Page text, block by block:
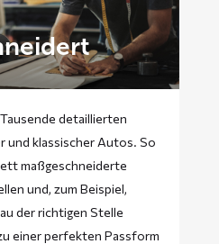
detaillierten
und klassischer Autos. So
maßgeschneiderte
und, zum Beispiel,
der richtigen Stelle
einer perfekten Passform